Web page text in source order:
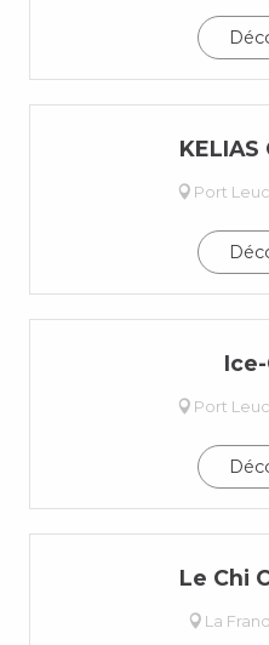
KELIAS
Port
Port
Le Chi
La